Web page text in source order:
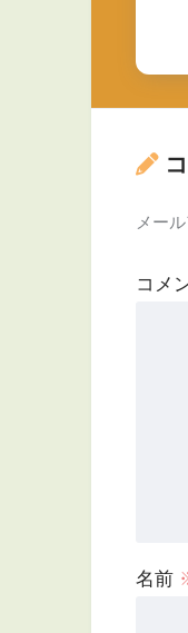
メー
コメ
名前